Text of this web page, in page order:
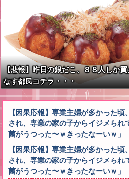
【悲報】昨日の銀だこ、８８人しか
なす都民コチラ・・・
【因果応報】専業主婦が多かった
され、専業の家の子からイジメら
菌がうつった〜ｗきったなーいｗ」
【因果応報】専業主婦が多かった
され、専業の家の子からイジメら
菌がうつった〜ｗきったなーいｗ」